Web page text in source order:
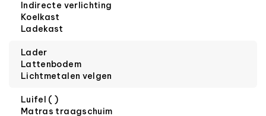
Indirecte verlichting
Koelkast
Ladekast
Lader
Lattenbodem
Lichtmetalen velgen
Luifel ( )
Matras traagschuim